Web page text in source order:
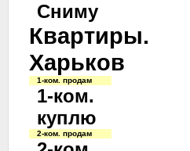
Сниму
Квартиры.
Харьков
1-ком. продам
1-ком.
куплю
2-ком. продам